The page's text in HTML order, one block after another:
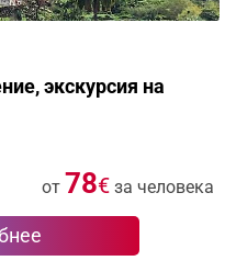
экскурсия на
от 78€ за человека